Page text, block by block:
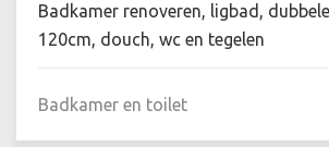
Badkamer renoveren, ligbad,
120cm, douch, wc en tegelen
Badkamer en toilet